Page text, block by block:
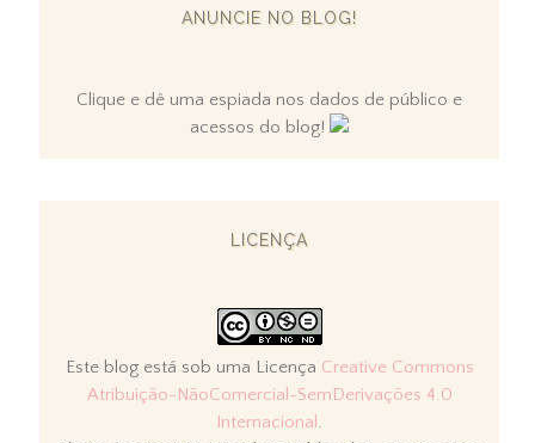
ANUNCIE NO BLOG!
Clique e dê uma espiada nos dados de público e
acessos do blog!
LICENÇA
Este blog está sob uma Licença Creative Commons
Atribuição-NãoComercial-SemDerivações 4.0
Internacional .